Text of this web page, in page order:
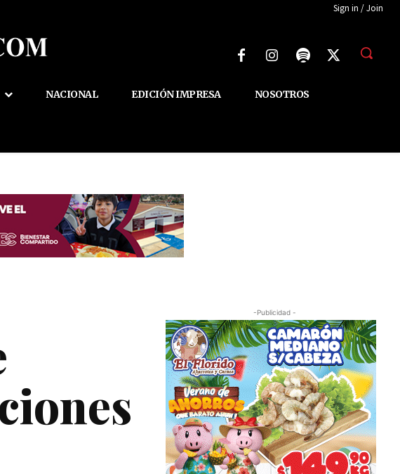
Sign in / Join
NACIONAL EDICIÓN IMPRESA NOSOTROS
-Publicidad -